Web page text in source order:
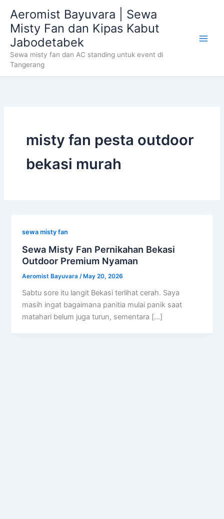
content
Aeromist Bayuvara | Sewa
Misty Fan dan Kipas Kabut
Jabodetabek
Sewa misty fan dan AC standing untuk event di
Tangerang
misty fan pesta outdoor
bekasi murah
sewa misty fan
Sewa Misty Fan Pernikahan Bekasi
Outdoor Premium Nyaman
Aeromist Bayuvara /May 20, 2026
Sabtu sore itu langit Bekasi terlihat cerah. Saya
masih ingat bagaimana panitia mulai panik saat
matahari belum juga turun, sementara […]